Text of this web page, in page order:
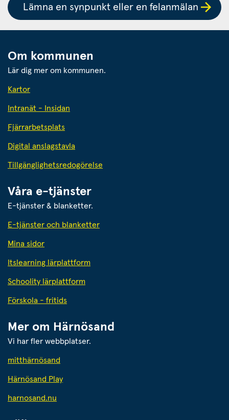
Lämna en synpunkt eller en felanmälan
Om kommunen
Lär dig mer om kommunen.
Kartor
Intranät - Insidan
Fjärrarbetsplats
Digital anslagstavla
Tillgänglighetsredogörelse
Våra e-tjänster
E-tjänster & blanketter.
E-tjänster och blanketter
Mina sidor
Itslearning lärplattform
Schoolity lärplattform
Förskola - fritids
Mer om Härnösand
Vi har fler webbplatser.
mitthärnösand
Härnösand Play
harnosand.nu